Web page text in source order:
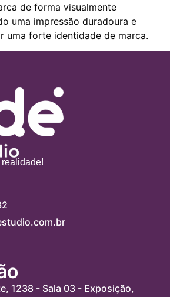
de forma visualmente
uma impressão duradoura e
uma forte identidade de marca.
1238 - Sala 03 - Exposição,